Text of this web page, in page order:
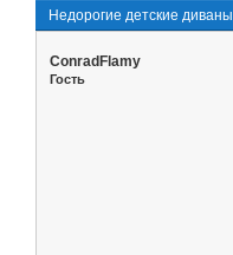
Недорогие детские диваны
ConradFlamy
Гость